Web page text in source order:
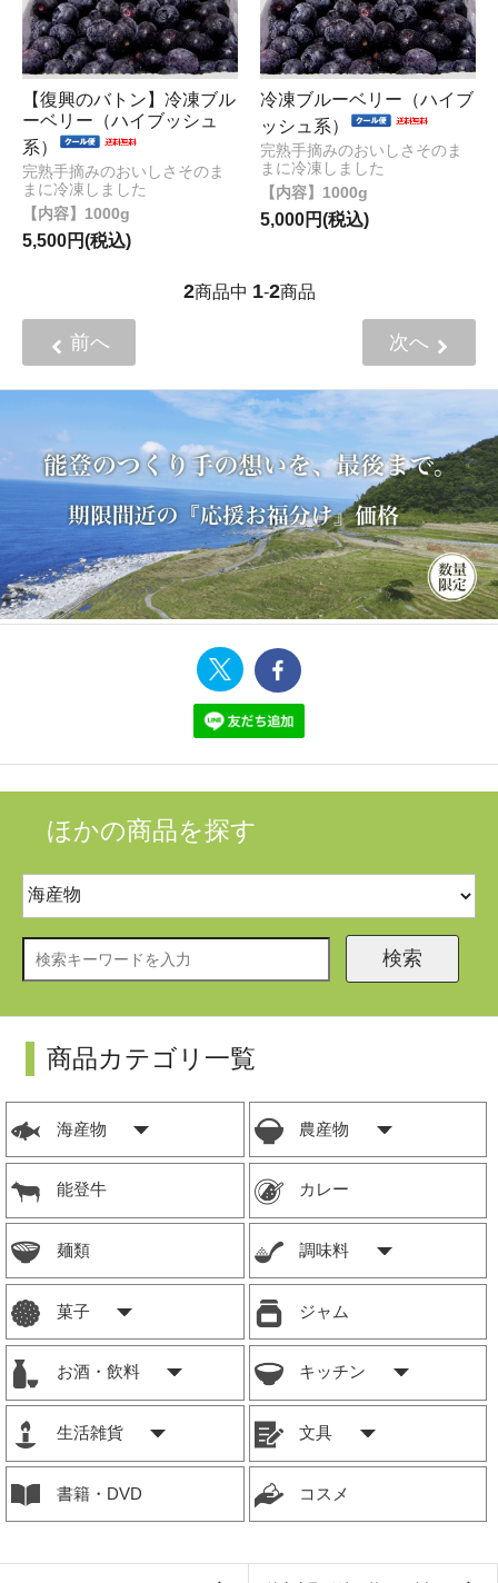
【復興のバトン】冷凍ブル
ーベリー（ハイブッシュ
系）
完熟手摘みのおいしさそのま
まに冷凍しました
1000g
5,500円(税込)
冷凍ブルーベリー（ハイブ
ッシュ系）
完熟手摘みのおいしさそのま
まに冷凍しました
1000g
5,000円(税込)
2商品中 1-2商品
前へ 次へ
ほかの商品を探す
検索
商品カテゴリ一覧
海産物 農産物
能登牛 カレー
麺類 調味料
菓子 ジャム
お酒・飲料 キッチン
生活雑貨 文具
書籍・DVD コスメ